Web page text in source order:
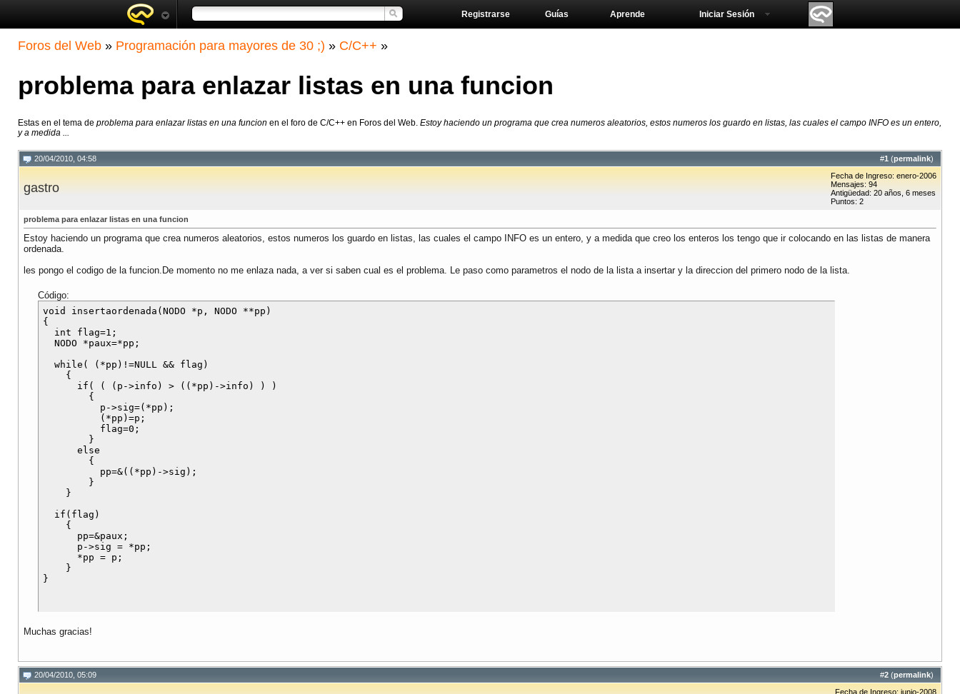
Aprende
Guías
Registrarse Iniciar Sesión
Foros del Web » Programación para mayores de 30 ;) » C/C++ »
problema para enlazar listas en una funcion
Estas en el tema de problema para enlazar listas en una funcion en el foro de C/C++ en Foros del Web. Estoy haciendo un programa que crea numeros aleatorios, estos numeros los guardo en listas, las cuales el campo INFO es un entero,
y a medida ...
#1 (permalink)
20/04/2010, 04:58
gastro
Fecha de Ingreso: enero-2006
Mensajes: 94
Antigüedad: 20 años, 6 meses
Puntos: 2
problema para enlazar listas en una funcion
Estoy haciendo un programa que crea numeros aleatorios, estos numeros los guardo en listas, las cuales el campo INFO es un entero, y a medida que creo los enteros los tengo que ir colocando en las listas de manera
ordenada.
les pongo el codigo de la funcion.De momento no me enlaza nada, a ver si saben cual es el problema. Le paso como parametros el nodo de la lista a insertar y la direccion del primero nodo de la lista.
Código:
void insertaordenada(NODO *p, NODO **pp)
{
  int flag=1;
  NODO *paux=*pp;
  while( (*pp)!=NULL && flag)
    {
      if( ( (p->info) > ((*pp)->info) ) )
      else
    }
  if(flag)
    {
      pp=&paux;
      p->sig = *pp;
      *pp = p;
    }
Muchas gracias!
#2 (permalink)
20/04/2010, 05:09
Fecha de Ingreso: junio-2008